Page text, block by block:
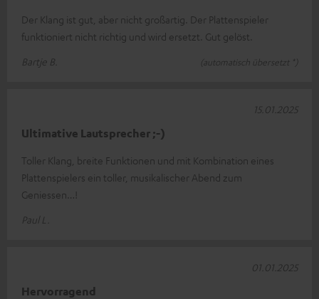
Der Klang ist gut, aber nicht großartig. Der Plattenspieler
funktioniert nicht richtig und wird ersetzt. Gut gelöst.
Bartje B.
(automatisch übersetzt *)
Ultimative Lautsprecher ;-)
Toller Klang, breite Funktionen und mit Kombination eines
Plattenspielers ein toller, musikalischer Abend zum
Geniessen…!
Paul L.
15.01.2025
Hervorragend
01.01.2025